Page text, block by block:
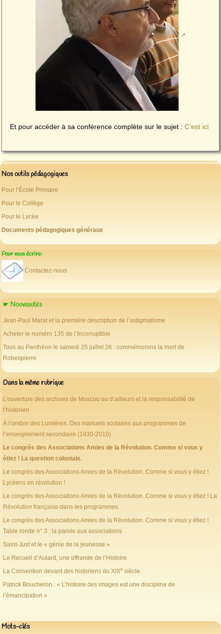
Et pour accéder à sa conférence complète sur le sujet : C’est ici
Nos outils pédagogiques
Pour l’École Primaire
Pour le Collège
Pour le Lycée
Documents pédagogiques généraux
Pour nous écrire:
Contactez-nous
☛ Nouveautés
Jean-Paul Marat et la première description de l’astigmatisme
Acheter le numéro 135 de l’Incorruptible
Tous au Panthéon le samedi 25 juillet 26 : commémorons la mort de
Robespierre
Dans la même rubrique
L’ouverture des archives de Moscou ou d’ailleurs et la responsabilité de
l’historien
À l’ombre des Lumières. Des manuels scolaires aux programmes de
l’enseignement secondaire (1930-2010)
Le congrès des Associations Amies de la Révolution. Comme si vous y
étiez ! La question coloniale.
Le congrès des Associations Amies de la Révolution. Comme si vous y étiez !
Lycéens en révolution !
Le congrès des Associations Amies de la Révolution. Comme si vous y étiez ! La
Révolution française dans les programmes.
Le congrès des Associations Amies de la Révolution. Comme si vous y étiez !
Table ronde n° 3 : la parole aux associations
Saint-Just et le « génie de la jeunesse »
Le Recueil d’Aulard, une offrande de l’Histoire.
La Convention devant des historiens du XIXe siècle.
Patrick Boucheron : « L’histoire des images est une discipline de
l’émancipation »
Mots-clés